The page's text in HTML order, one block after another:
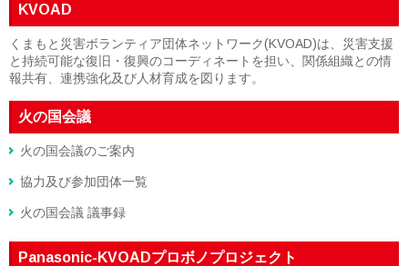
KVOAD
くまもと災害ボランティア団体ネットワーク(KVOAD)は、災害支援
と持続可能な復旧・復興のコーディネートを担い、関係組織との情
報共有、連携強化及び人材育成を図ります。
火の国会議
火の国会議のご案内
協力及び参加団体一覧
火の国会議 議事録
Panasonic-KVOADプロボノプロジェクト